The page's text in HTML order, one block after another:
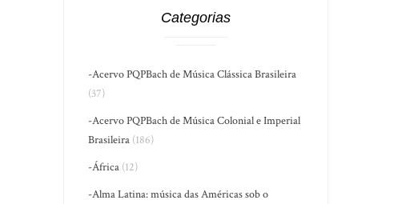
Categorias
-Acervo PQPBach de Música Clássica Brasileira
(37)
-Acervo PQPBach de Música Colonial e Imperial
Brasileira (186)
-África (12)
-Alma Latina: música das Américas sob o